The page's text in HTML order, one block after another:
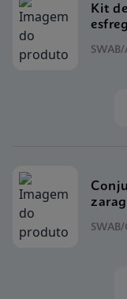
Kit
SWAB/
SWAB/